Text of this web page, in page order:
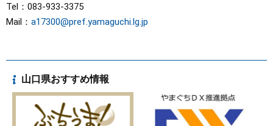
Tel：083-933-3375
Mail： a17300@pref.yamaguchi.lg.jp
山口県おすすめ情報